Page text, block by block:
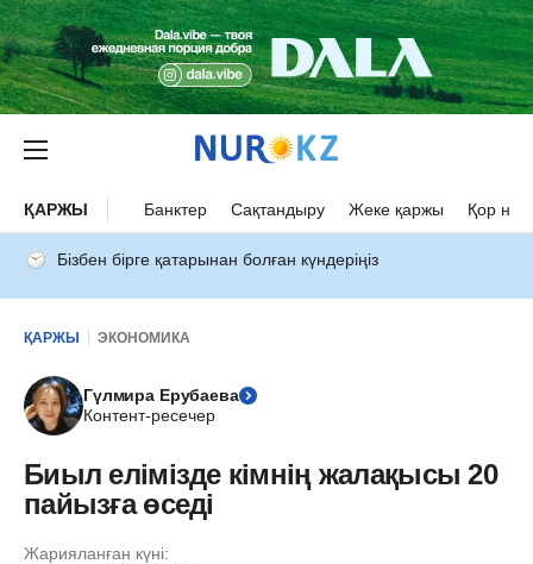
ҚАРЖЫ Банктер Сақтандыру Жеке қаржы Қор
Бізбен бірге қатарынан болған күндеріңіз
ҚАРЖЫ ЭКОНОМИКА
Гүлмира Ерубаева
Контент-ресечер
Биыл елімізде кімнің жалақысы 20
пайызға өседі
Жарияланған күні: